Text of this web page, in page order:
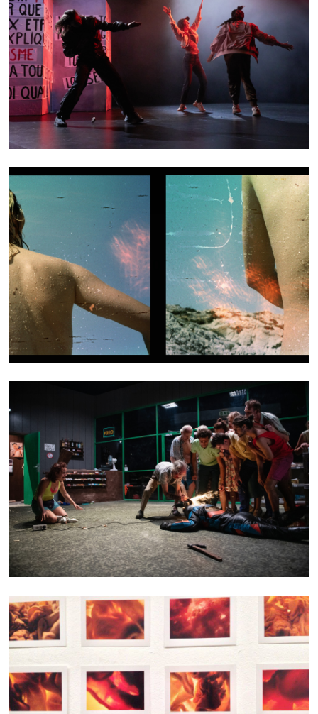
PUISSANT·ES
FLOTS
NO ONE
CHAIR TEXTILE